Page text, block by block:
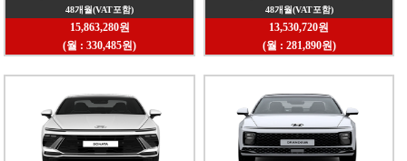
식 4년 9인승 2WD
48개월(VAT포함)
15,863,280원
(월 : 330,485원)
26년식 4년 5인승 2WD
48개월(VAT포함)
13,530,720원
(월 : 281,890원)